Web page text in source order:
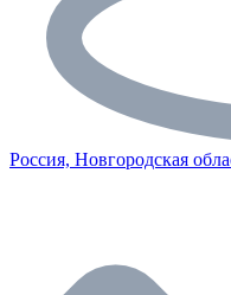
Россия, Новгородская